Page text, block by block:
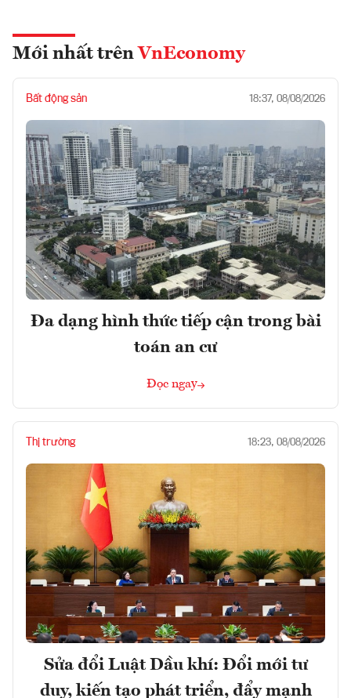
Mới nhất trên VnEconomy
Bất động sản 18:37, 08/08/2026
Đa dạng hình thức tiếp cận trong bài
toán an cư
Đọc ngay
Thị trường 18:23, 08/08/2026
Sửa đổi Luật Dầu khí: Đổi mới tư
duy, kiến tạo phát triển, đẩy mạnh